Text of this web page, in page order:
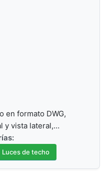
en formato DWG,
y vista lateral,…
Luces de techo